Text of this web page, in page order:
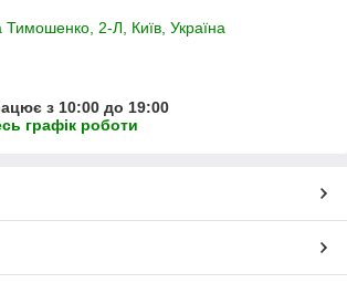
2-Л, Київ, Україна
з 10:00 до 19:00
графік роботи